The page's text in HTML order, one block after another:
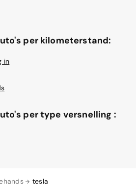
tesla
per kilometerstand:
in
per type versnelling :